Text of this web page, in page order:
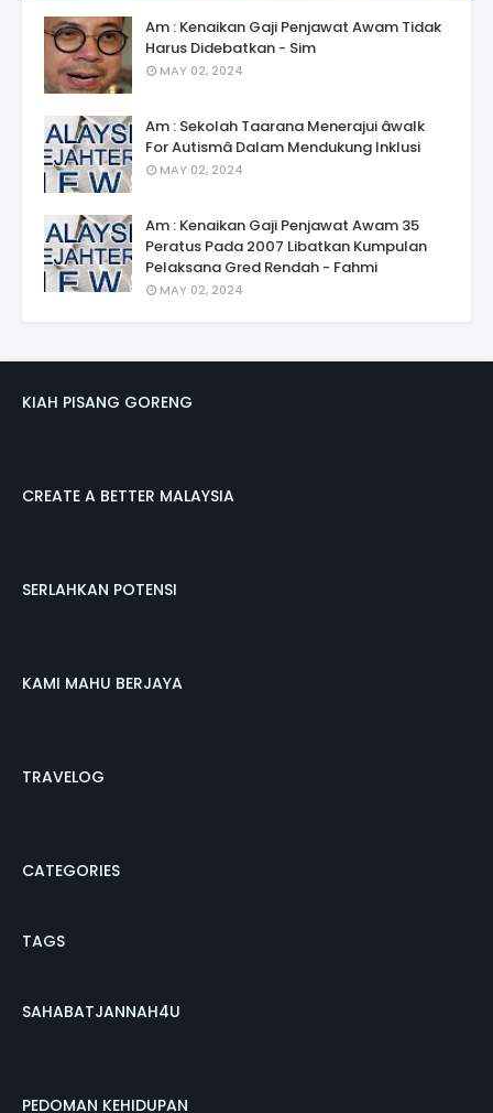
Am : Kenaikan Gaji Penjawat Awam Tidak
Harus Didebatkan - Sim
MAY 02, 2024
Am : Sekolah Taarana Menerajui âwalk
For Autismâ Dalam Mendukung Inklusi
MAY 02, 2024
Am : Kenaikan Gaji Penjawat Awam 35
Peratus Pada 2007 Libatkan Kumpulan
Pelaksana Gred Rendah - Fahmi
MAY 02, 2024
KIAH PISANG GORENG
CREATE A BETTER MALAYSIA
SERLAHKAN POTENSI
KAMI MAHU BERJAYA
TRAVELOG
CATEGORIES
TAGS
SAHABATJANNAH4U
PEDOMAN KEHIDUPAN